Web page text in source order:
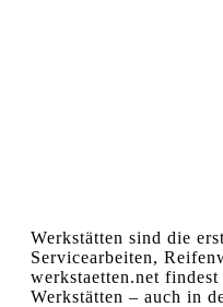
Werkstätten sind die
Servicearbeiten,
werkstaetten.net
Werkstätten – auch in